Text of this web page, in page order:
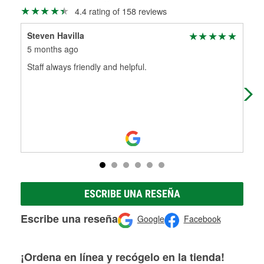
Herramientas de O'Reilly
pueden ser reutilizados, podemos ayudarte a encontrar las
partes de reemplazo correctas para tu reparación.
Rectificación de tambores y discos de freno
4.4 rating of 158 reviews
Steven Havilla
5 months ago
Staff always friendly and helpful.
ESCRIBE UNA RESEÑA
Escribe una reseña Google Facebook
¡Ordena en línea y recógelo en la tienda!